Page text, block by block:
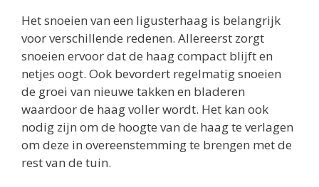
Het snoeien van een ligusterhaag is belangrijk
voor verschillende redenen. Allereerst zorgt
snoeien ervoor dat de haag compact blijft en
netjes oogt. Ook bevordert regelmatig snoeien
de groei van nieuwe takken en bladeren
waardoor de haag voller wordt. Het kan ook
nodig zijn om de hoogte van de haag te verlagen
om deze in overeenstemming te brengen met de
rest van de tuin.